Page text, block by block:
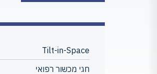
Tilt-in-Space
חגי מכשור רפואי